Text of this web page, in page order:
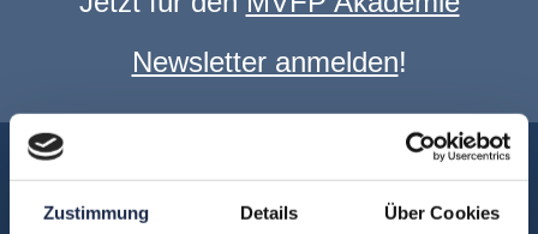
Zustimmung Details Über Cookies
Newsletter anmelden!
Über uns